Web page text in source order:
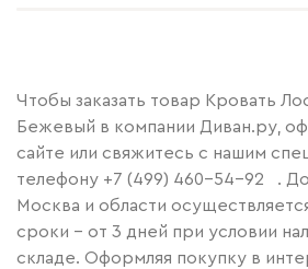
Чтобы заказать товар Кровать
Бежевый в компании Диван.ру,
сайте или свяжитесь с нашим
телефону +7 (499) 460-54-92
.
Москва и области
сроки – от 3 дней при условии
складе. Оформляя покупку в